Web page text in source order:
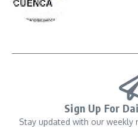
Sign Up For
Stay updated with our weekly